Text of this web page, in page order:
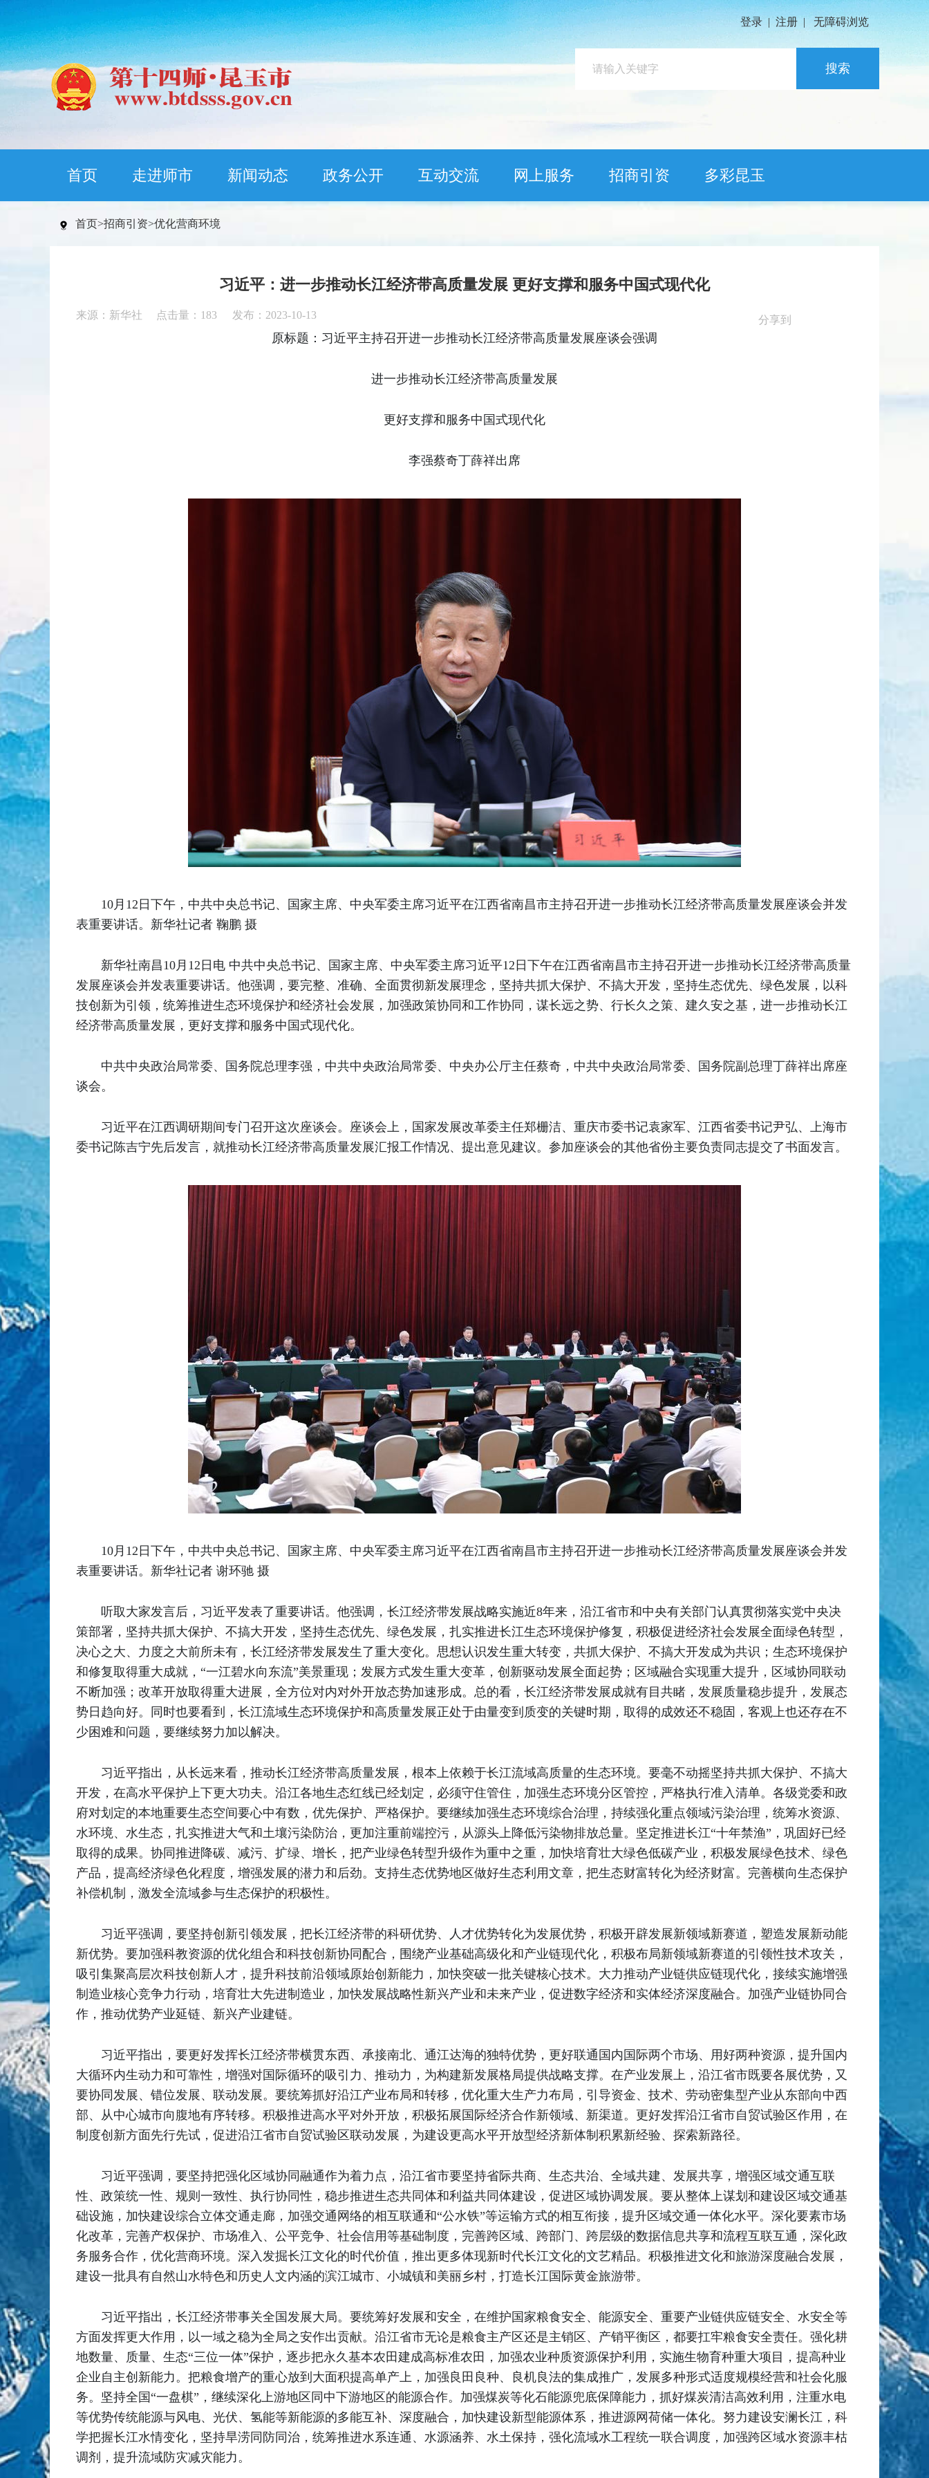
登录 | 注册 | 无障碍浏览
搜索
首页 走进师市 新闻动态 政务公开 互动交流 网上服务 招商引资 多彩昆玉
首页>招商引资>优化营商环境
习近平：进一步推动长江经济带高质量发展 更好支撑和服务中国式现代化
来源：新华社 点击量： 183 发布：2023-10-13 分享到
原标题：习近平主持召开进一步推动长江经济带高质量发展座谈会强调
进一步推动长江经济带高质量发展
更好支撑和服务中国式现代化
李强蔡奇丁薛祥出席
10月12日下午，中共中央总书记、国家主席、中央军委主席习近平在江西省南昌市主持召开进一步推动长江经济带高质量发展座谈会并发
表重要讲话。新华社记者 鞠鹏 摄
新华社南昌10月12日电 中共中央总书记、国家主席、中央军委主席习近平12日下午在江西省南昌市主持召开进一步推动长江经济带高质量
发展座谈会并发表重要讲话。他强调，要完整、准确、全面贯彻新发展理念，坚持共抓大保护、不搞大开发，坚持生态优先、绿色发展，以科
技创新为引领，统筹推进生态环境保护和经济社会发展，加强政策协同和工作协同，谋长远之势、行长久之策、建久安之基，进一步推动长江
经济带高质量发展，更好支撑和服务中国式现代化。
中共中央政治局常委、国务院总理李强，中共中央政治局常委、中央办公厅主任蔡奇，中共中央政治局常委、国务院副总理丁薛祥出席座
谈会。
习近平在江西调研期间专门召开这次座谈会。座谈会上，国家发展改革委主任郑栅洁、重庆市委书记袁家军、江西省委书记尹弘、上海市
委书记陈吉宁先后发言，就推动长江经济带高质量发展汇报工作情况、提出意见建议。参加座谈会的其他省份主要负责同志提交了书面发言。
10月12日下午，中共中央总书记、国家主席、中央军委主席习近平在江西省南昌市主持召开进一步推动长江经济带高质量发展座谈会并发
表重要讲话。新华社记者 谢环驰 摄
听取大家发言后，习近平发表了重要讲话。他强调，长江经济带发展战略实施近8年来，沿江省市和中央有关部门认真贯彻落实党中央决
策部署，坚持共抓大保护、不搞大开发，坚持生态优先、绿色发展，扎实推进长江生态环境保护修复，积极促进经济社会发展全面绿色转型，
决心之大、力度之大前所未有，长江经济带发展发生了重大变化。思想认识发生重大转变，共抓大保护、不搞大开发成为共识；生态环境保护
和修复取得重大成就，“一江碧水向东流”美景重现；发展方式发生重大变革，创新驱动发展全面起势；区域融合实现重大提升，区域协同联动
不断加强；改革开放取得重大进展，全方位对内对外开放态势加速形成。总的看，长江经济带发展成就有目共睹，发展质量稳步提升，发展态
势日趋向好。同时也要看到，长江流域生态环境保护和高质量发展正处于由量变到质变的关键时期，取得的成效还不稳固，客观上也还存在不
少困难和问题，要继续努力加以解决。
习近平指出，从长远来看，推动长江经济带高质量发展，根本上依赖于长江流域高质量的生态环境。要毫不动摇坚持共抓大保护、不搞大
开发，在高水平保护上下更大功夫。沿江各地生态红线已经划定，必须守住管住，加强生态环境分区管控，严格执行准入清单。各级党委和政
府对划定的本地重要生态空间要心中有数，优先保护、严格保护。要继续加强生态环境综合治理，持续强化重点领域污染治理，统筹水资源、
水环境、水生态，扎实推进大气和土壤污染防治，更加注重前端控污，从源头上降低污染物排放总量。坚定推进长江“十年禁渔”，巩固好已经
取得的成果。协同推进降碳、减污、扩绿、增长，把产业绿色转型升级作为重中之重，加快培育壮大绿色低碳产业，积极发展绿色技术、绿色
产品，提高经济绿色化程度，增强发展的潜力和后劲。支持生态优势地区做好生态利用文章，把生态财富转化为经济财富。完善横向生态保护
补偿机制，激发全流域参与生态保护的积极性。
习近平强调，要坚持创新引领发展，把长江经济带的科研优势、人才优势转化为发展优势，积极开辟发展新领域新赛道，塑造发展新动能
新优势。要加强科教资源的优化组合和科技创新协同配合，围绕产业基础高级化和产业链现代化，积极布局新领域新赛道的引领性技术攻关，
吸引集聚高层次科技创新人才，提升科技前沿领域原始创新能力，加快突破一批关键核心技术。大力推动产业链供应链现代化，接续实施增强
制造业核心竞争力行动，培育壮大先进制造业，加快发展战略性新兴产业和未来产业，促进数字经济和实体经济深度融合。加强产业链协同合
作，推动优势产业延链、新兴产业建链。
习近平指出，要更好发挥长江经济带横贯东西、承接南北、通江达海的独特优势，更好联通国内国际两个市场、用好两种资源，提升国内
大循环内生动力和可靠性，增强对国际循环的吸引力、推动力，为构建新发展格局提供战略支撑。在产业发展上，沿江省市既要各展优势，又
要协同发展、错位发展、联动发展。要统筹抓好沿江产业布局和转移，优化重大生产力布局，引导资金、技术、劳动密集型产业从东部向中西
部、从中心城市向腹地有序转移。积极推进高水平对外开放，积极拓展国际经济合作新领域、新渠道。更好发挥沿江省市自贸试验区作用，在
制度创新方面先行先试，促进沿江省市自贸试验区联动发展，为建设更高水平开放型经济新体制积累新经验、探索新路径。
习近平强调，要坚持把强化区域协同融通作为着力点，沿江省市要坚持省际共商、生态共治、全域共建、发展共享，增强区域交通互联
性、政策统一性、规则一致性、执行协同性，稳步推进生态共同体和利益共同体建设，促进区域协调发展。要从整体上谋划和建设区域交通基
础设施，加快建设综合立体交通走廊，加强交通网络的相互联通和“公水铁”等运输方式的相互衔接，提升区域交通一体化水平。深化要素市场
化改革，完善产权保护、市场准入、公平竞争、社会信用等基础制度，完善跨区域、跨部门、跨层级的数据信息共享和流程互联互通，深化政
务服务合作，优化营商环境。深入发掘长江文化的时代价值，推出更多体现新时代长江文化的文艺精品。积极推进文化和旅游深度融合发展，
建设一批具有自然山水特色和历史人文内涵的滨江城市、小城镇和美丽乡村，打造长江国际黄金旅游带。
习近平指出，长江经济带事关全国发展大局。要统筹好发展和安全，在维护国家粮食安全、能源安全、重要产业链供应链安全、水安全等
方面发挥更大作用，以一域之稳为全局之安作出贡献。沿江省市无论是粮食主产区还是主销区、产销平衡区，都要扛牢粮食安全责任。强化耕
地数量、质量、生态“三位一体”保护，逐步把永久基本农田建成高标准农田，加强农业种质资源保护利用，实施生物育种重大项目，提高种业
企业自主创新能力。把粮食增产的重心放到大面积提高单产上，加强良田良种、良机良法的集成推广，发展多种形式适度规模经营和社会化服
务。坚持全国“一盘棋”，继续深化上游地区同中下游地区的能源合作。加强煤炭等化石能源兜底保障能力，抓好煤炭清洁高效利用，注重水电
等优势传统能源与风电、光伏、氢能等新能源的多能互补、深度融合，加快建设新型能源体系，推进源网荷储一体化。努力建设安澜长江，科
学把握长江水情变化，坚持旱涝同防同治，统筹推进水系连通、水源涵养、水土保持，强化流域水工程统一联合调度，加强跨区域水资源丰枯
调剂，提升流域防灾减灾能力。